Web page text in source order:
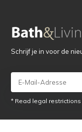
Schrijf je in voor de
* Read legal restrictions